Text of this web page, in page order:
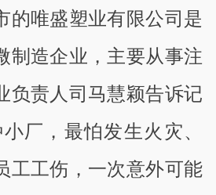
的唯盛塑业有限公司是
制造企业，主要从事注
负责人司马慧颖告诉记
厂，最怕发生火灾、
工工伤，一次意外可能